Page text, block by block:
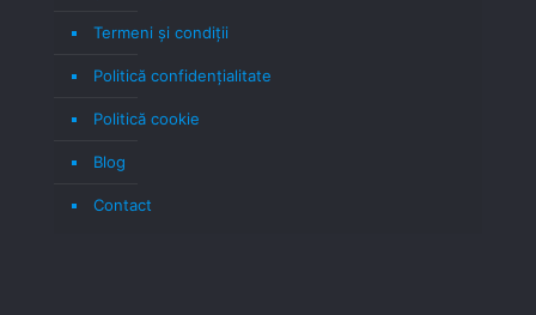
Termeni şi condiţii
Politică confidenţialitate
Politică cookie
Blog
Contact